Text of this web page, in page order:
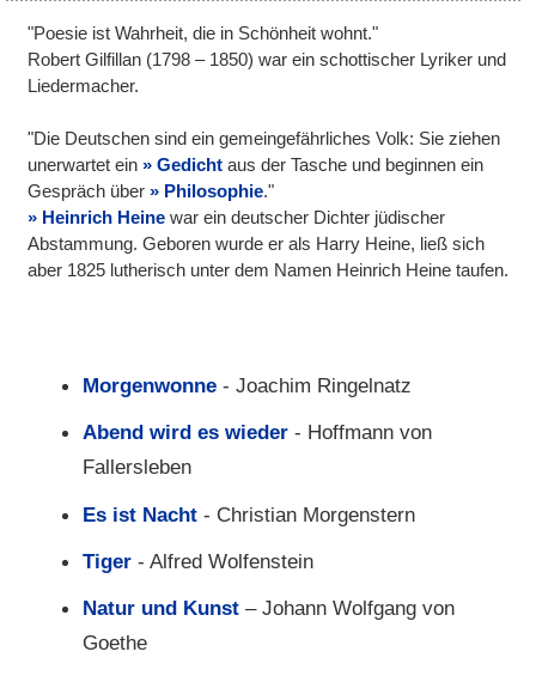
"Poesie ist Wahrheit, die in Schönheit wohnt."
Robert Gilfillan (1798 – 1850) war ein schottischer Lyriker und
Liedermacher.
"Die Deutschen sind ein gemeingefährliches Volk: Sie ziehen
unerwartet ein
Gedicht aus der Tasche und beginnen ein
Gespräch über
Philosophie."
Heinrich Heine war ein deutscher Dichter jüdischer
Abstammung. Geboren wurde er als Harry Heine, ließ sich
aber 1825 lutherisch unter dem Namen Heinrich Heine taufen.
Morgenwonne- Joachim Ringelnatz
Abend wird es wieder- Hoffmann von
Fallersleben
Es ist Nacht- Christian Morgenstern
Tiger- Alfred Wolfenstein
Natur und Kunst– Johann Wolfgang von
Goethe